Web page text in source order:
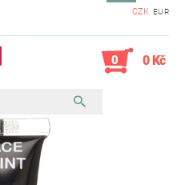
CZK EUR
0 0 Kč